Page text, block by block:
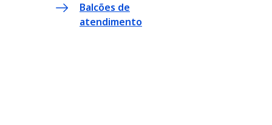
Balcões de
atendimento